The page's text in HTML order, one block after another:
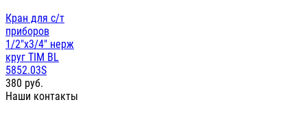
Кран для с/т
приборов
1/2"х3/4" нерж
круг TIM BL
5852.03S
380 руб.
Наши контакты